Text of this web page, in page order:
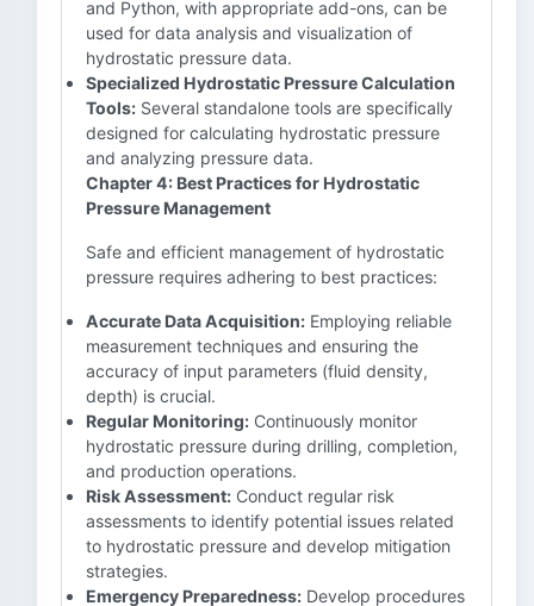
and Python, with appropriate add-ons, can be
used for data analysis and visualization of
hydrostatic pressure data.
Specialized Hydrostatic Pressure Calculation
Tools: Several standalone tools are specifically
designed for calculating hydrostatic pressure
and analyzing pressure data.
Chapter 4: Best Practices for Hydrostatic
Pressure Management
Safe and efficient management of hydrostatic
pressure requires adhering to best practices:
Accurate Data Acquisition: Employing reliable
measurement techniques and ensuring the
accuracy of input parameters (fluid density,
depth) is crucial.
Regular Monitoring: Continuously monitor
hydrostatic pressure during drilling, completion,
and production operations.
Risk Assessment: Conduct regular risk
assessments to identify potential issues related
to hydrostatic pressure and develop mitigation
strategies.
Emergency Preparedness: Develop procedures